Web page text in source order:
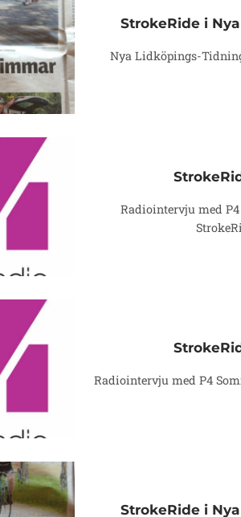
StrokeRide i
Nya Lidköpings-
Radiointervju med
Radiointervju med P4
StrokeRide i